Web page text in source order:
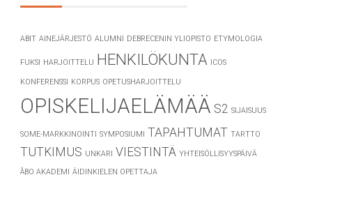
ABIT AINEJÄRJESTÖ ALUMNI DEBRECENIN YLIOPISTO ETYMOLOGIA
FUKSI HARJOITTELU HENKILÖKUNTA ICOS
KONFERENSSI KORPUS OPETUSHARJOITTELU
OPISKELIJAELÄMÄÄ S2 SIJAISUUS
SOME-MARKKINOINTI SYMPOSIUMI TAPAHTUMAT TARTTO
TUTKIMUS UNKARI VIESTINTÄ YHTEISÖLLISYYSPÄIVÄ
ÅBO AKADEMI ÄIDINKIELEN OPETTAJA